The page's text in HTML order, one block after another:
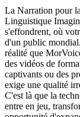
La Narration pour
Linguistique
s'effondrent, où
d'un public
réalité que
des vidéos de
captivants ou des
exige une qualité
C'est là que la
entre en jeu,